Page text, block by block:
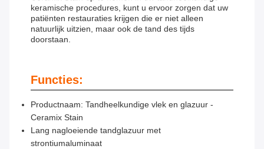
keramische procedures, kunt u ervoor zorgen dat uw
patiënten restauraties krijgen die er niet alleen
natuurlijk uitzien, maar ook de tand des tijds
doorstaan.
Functies:
Productnaam: Tandheelkundige vlek en glazuur -
Ceramix Stain
Lang nagloeiende tandglazuur met
strontiumaluminaat